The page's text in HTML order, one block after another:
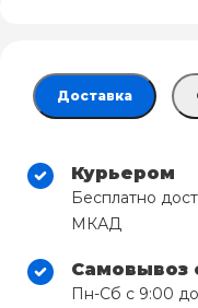
Доставка
Курьером
Бесплатно
МКАД
Самовывоз
Пн-Сб с 9:00